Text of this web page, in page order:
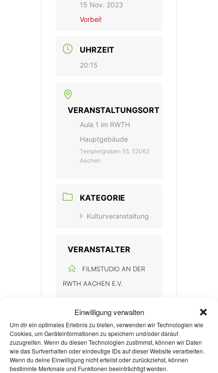
Einwilligung verwalten
Um dir ein optimales Erlebnis zu bieten, verwenden wir Technologien wie
Cookies, um Geräteinformationen zu speichern und/oder darauf
zuzugreifen. Wenn du diesen Technologien zustimmst, können wir Daten
wie das Surfverhalten oder eindeutige IDs auf dieser Website verarbeiten.
Wenn du deine Einwilligung nicht erteilst oder zurückziehst, können
bestimmte Merkmale und Funktionen beeinträchtigt werden.
15 Nov. 2023
Vorbei!
UHRZEIT
20:15
VERANSTALTUNGSORT
Aula 1 im RWTH
Hauptgebäude
Templergraben 55, 52062
Aachen
KATEGORIE
Kulturveranstaltung
VERANSTALTER
FILMSTUDIO AN DER
RWTH AACHEN E.V.
+ Zu Google Kalender hinzufügen